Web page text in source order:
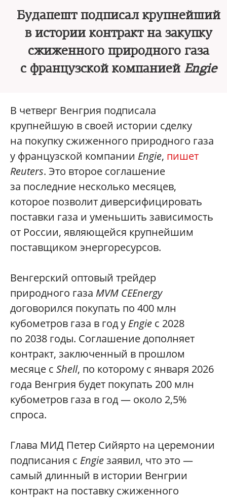
Будапешт подписал крупнейший
в истории контракт на закупку
сжиженного природного газа
с французской компанией Engie
В четверг Венгрия подписала
крупнейшую в своей истории сделку
на покупку сжиженного природного газа
у французской компании Engie, пишет
Reuters. Это второе соглашение
за последние несколько месяцев,
которое позволит диверсифицировать
поставки газа и уменьшить зависимость
от России, являющейся крупнейшим
поставщиком энергоресурсов.
Венгерский оптовый трейдер
природного газа MVM CEEnergy
договорился покупать по 400 млн
кубометров газа в год у Engie с 2028
по 2038 годы. Соглашение дополняет
контракт, заключенный в прошлом
месяце с Shell, по которому с января 2026
года Венгрия будет покупать 200 млн
кубометров газа в год — около 2,5%
спроса.
Глава МИД Петер Сийярто на церемонии
подписания с Engieзаявил, что это —
самый длинный в истории Венгрии
контракт на поставку сжиженного